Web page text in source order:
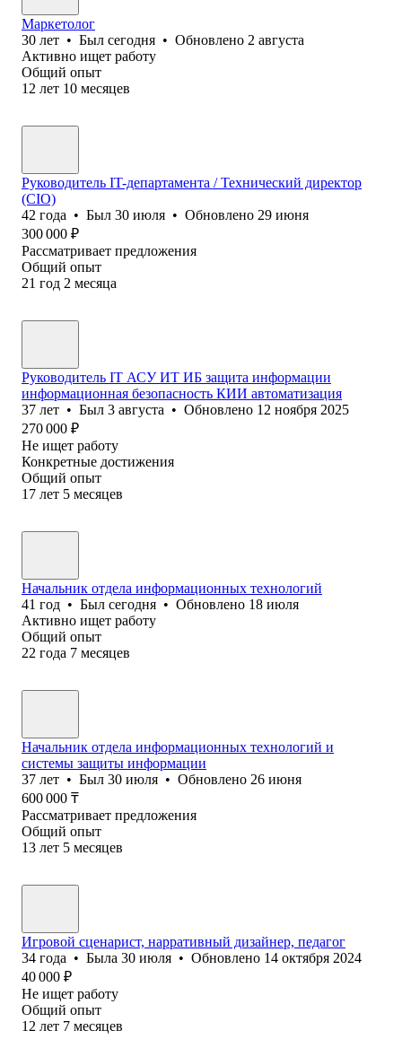
Маркетолог
30 лет • Был сегодня • Обновлено 2 августа
Активно ищет работу
Общий опыт
12 лет 10 месяцев
Руководитель IT-департамента / Технический директор
(CIO)
42 года • Был 30 июля • Обновлено 29 июня
300 000 ₽
Рассматривает предложения
Общий опыт
21 год 2 месяца
Руководитель IT АСУ ИТ ИБ защита информации
информационная безопасность КИИ автоматизация
37 лет • Был 3 августа • Обновлено 12 ноября 2025
270 000 ₽
Не ищет работу
Конкретные достижения
Общий опыт
17 лет 5 месяцев
Начальник отдела информационных технологий
41 год • Был сегодня • Обновлено 18 июля
Активно ищет работу
Общий опыт
22 года 7 месяцев
Начальник отдела информационных технологий и
системы защиты информации
37 лет • Был 30 июля • Обновлено 26 июня
600 000 ₸
Рассматривает предложения
Общий опыт
13 лет 5 месяцев
Игровой сценарист, нарративный дизайнер, педагог
34 года • Была 30 июля • Обновлено 14 октября 2024
40 000 ₽
Не ищет работу
Общий опыт
12 лет 7 месяцев